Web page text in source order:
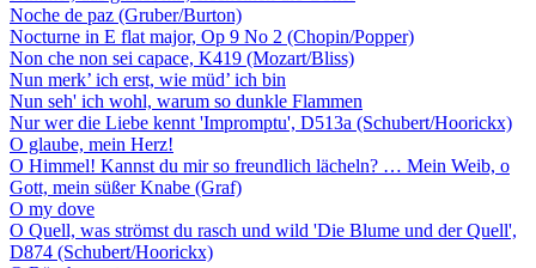
Noche de paz (Gruber/Burton)
Nocturne in E flat major, Op 9 No 2 (Chopin/Popper)
Non che non sei capace, K419 (Mozart/Bliss)
Nun merk’ ich erst, wie müd’ ich bin
Nun seh' ich wohl, warum so dunkle Flammen
Nur wer die Liebe kennt 'Impromptu', D513a (Schubert/Hoorickx)
O glaube, mein Herz!
O Himmel! Kannst du mir so freundlich lächeln? … Mein Weib, o
Gott, mein süßer Knabe (Graf)
O my dove
O Quell, was strömst du rasch und wild 'Die Blume und der Quell',
D874 (Schubert/Hoorickx)